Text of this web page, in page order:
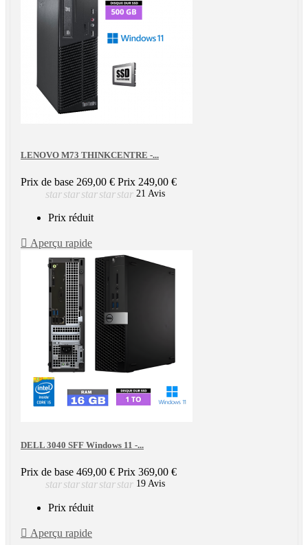
LENOVO M73 THINKCENTRE -...
Prix de base 269,00 € Prix 249,00 €
starstarstarstarstar 21 Avis
Prix réduit
 Aperçu rapide
DELL 3040 SFF Windows 11 -...
Prix de base 469,00 € Prix 369,00 €
starstarstarstarstar 19 Avis
Prix réduit
 Aperçu rapide